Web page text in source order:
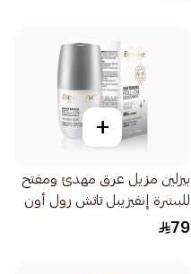
+
بيزلين مزيل عرق مهدئ ومفتح
للبشرة إنفيزيبل تاتش رول أون
50مل
79